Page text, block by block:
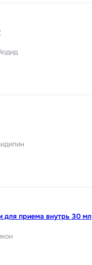
для приема внутрь 30 мл